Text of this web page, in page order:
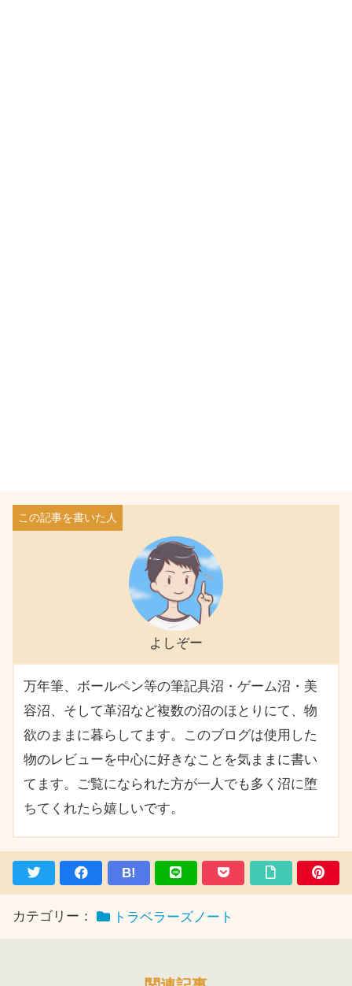
よしぞー
万年筆、ボールペン等の筆記具沼・ゲーム沼・美
容沼、そして革沼など複数の沼のほとりにて、物
欲のままに暮らしてます。このブログは使用した
物のレビューを中心に好きなことを気ままに書い
てます。ご覧になられた方が一人でも多く沼に堕
ちてくれたら嬉しいです。
B!
カテゴリー： トラベラーズノート